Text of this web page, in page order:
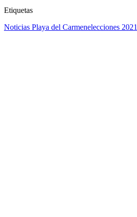
Etiquetas
Noticias Playa del Carmenelecciones 2021